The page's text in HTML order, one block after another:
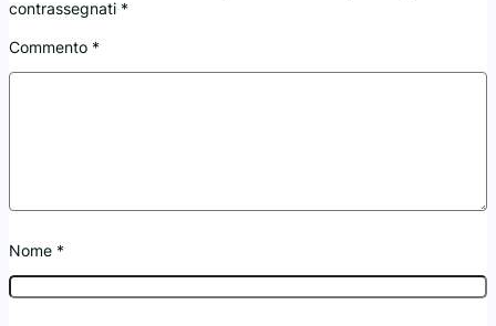
contrassegnati *
Commento *
Nome *